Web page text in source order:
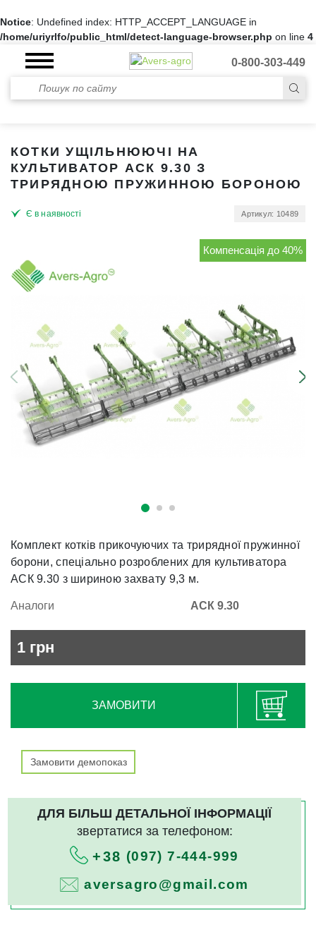
Notice: Undefined index: HTTP_ACCEPT_LANGUAGE in
/home/uriyrlfo/public_html/detect-language-browser.php on line 4
0-800-303-449
КОТКИ УЩІЛЬНЮЮЧІ НА
КУЛЬТИВАТОР АСК 9.30 З
ТРИРЯДНОЮ ПРУЖИННОЮ БОРОНОЮ
Є в наявності Артикул: 10489
Компенсація до 40%
Комплект котків прикочуючих та трирядної пружинної
борони, спеціально розроблених для культиватора
АСК 9.30 з шириною захвату 9,3 м.
Аналоги АСК 9.30
1 грн
ЗАМОВИТИ
Замовити демопоказ
ДЛЯ БІЛЬШ ДЕТАЛЬНОЇ ІНФОРМАЦІЇ
звертатися за телефоном:
+38 (097) 7-444-999
aversagro@gmail.com